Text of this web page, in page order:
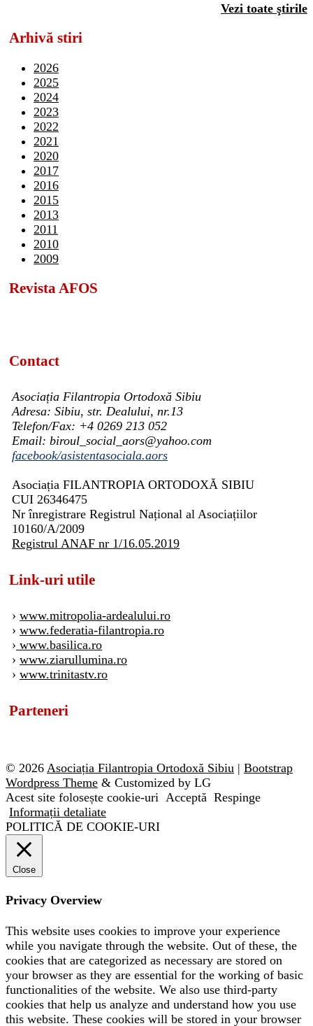
Vezi toate ştirile
Arhivă stiri
2026
2025
2024
2023
2022
2021
2020
2017
2016
2015
2013
2011
2010
2009
Revista AFOS
Contact
Asociația Filantropia Ortodoxă Sibiu
Adresa: Sibiu, str. Dealului, nr.13
Telefon/Fax: +4 0269 213 052
Email: biroul_social_aors@yahoo.com
facebook/asistentasociala.aors
Asociația FILANTROPIA ORTODOXĂ SIBIU
CUI 26346475
Nr înregistrare Registrul Național al Asociațiilor
10160/A/2009
Registrul ANAF nr 1/16.05.2019
Link-uri utile
› www.mitropolia-ardealului.ro
› www.federatia-filantropia.ro
› www.basilica.ro
› www.ziarullumina.ro
› www.trinitastv.ro
Parteneri
© 2026 Asociația Filantropia Ortodoxă Sibiu | Bootstrap
Wordpress Theme & Customized by LG
Acest site folosește cookie-uri Acceptă Respinge
Informații detaliate
POLITICĂ DE COOKIE-URI
Close
Privacy Overview
This website uses cookies to improve your experience
while you navigate through the website. Out of these, the
cookies that are categorized as necessary are stored on
your browser as they are essential for the working of basic
functionalities of the website. We also use third-party
cookies that help us analyze and understand how you use
this website. These cookies will be stored in your browser